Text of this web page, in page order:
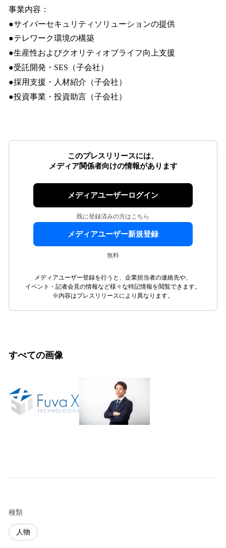
事業内容：
●サイバーセキュリティソリューションの提供
●テレワーク環境の構築
●生産性およびクオリティオブライフ向上支援
●受託開発・SES（子会社）
●採用支援・人材紹介（子会社）
●投資事業・投資助言（子会社）
このプレスリリースには、
メディア関係者向けの情報があります
メディアユーザーログイン
既に登録済みの方はこちら
メディアユーザー新規登録
無料
メディアユーザー登録を行うと、企業担当者の連絡先や、
イベント・記者会見の情報など様々な特記情報を閲覧できます。
※内容はプレスリリースにより異なります。
すべての画像
種類
人物